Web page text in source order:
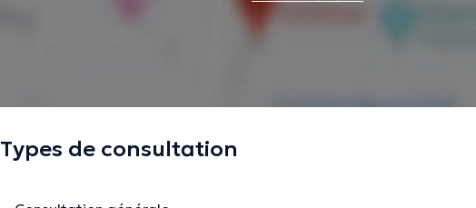
Types de consultation